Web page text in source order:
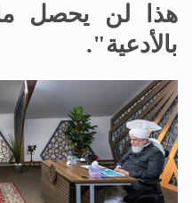
هذا لن يحصل
بالأدعية".